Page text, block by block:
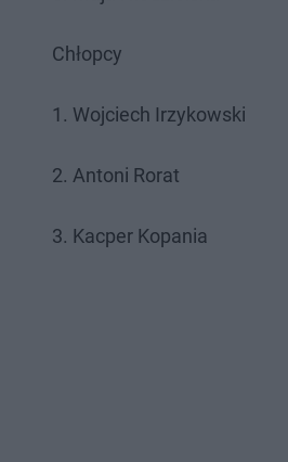
Chłopcy
1. Wojciech Irzykowski
2. Antoni Rorat
3. Kacper Kopania